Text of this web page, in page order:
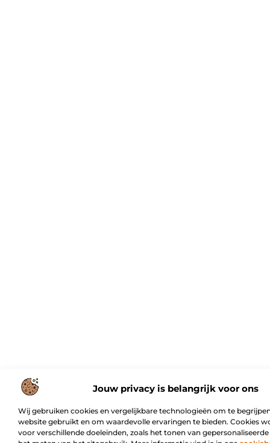
Jouw privacy is belangrijk voor ons
Wij gebruiken cookies en vergelijkbare technologieën om te
website gebruikt en om waardevolle ervaringen te bieden. Cookies
voor verschillende doeleinden, zoals het tonen van